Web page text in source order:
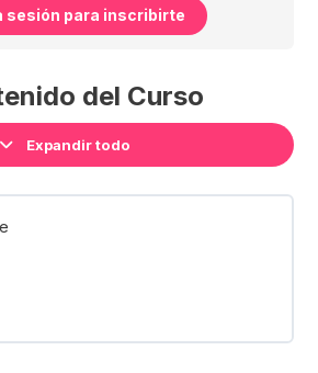
sesión para inscribirte
del Curso
Expandir todo